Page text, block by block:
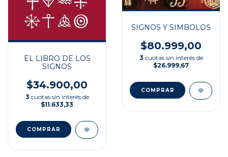
EL LIBRO DE LOS
SIGNOS
$34.900,00
3 cuotas sin interés de
$11.633,33
SIGNOS Y SIMBOLOS
$80.999,00
3 cuotas sin interés de
$26.999,67